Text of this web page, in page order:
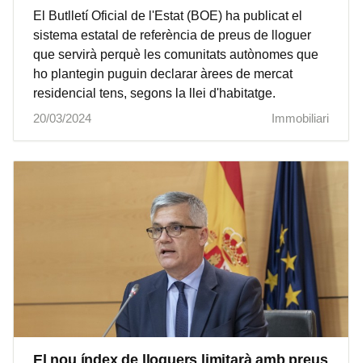
El Butlletí Oficial de l'Estat (BOE) ha publicat el
sistema estatal de referència de preus de lloguer
que servirà perquè les comunitats autònomes que
ho plantegin puguin declarar àrees de mercat
residencial tens, segons la llei d'habitatge.
20/03/2024
Immobiliari
El nou índex de lloguers limitarà amb preus